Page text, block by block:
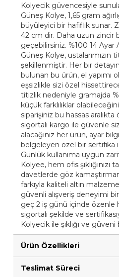
Kolyecik güvencesiyle
Güneş Kolye, 1,65 gram
büyüleyici bir hafiflik sunar.
42 cm dir. Daha uzun zincir
geçebilirsiniz. %100 14 Ayar
Güneş Kolye, ustalarımızın
şekillenmiştir. Her bir
bulunan bu ürün, el yapımı
eşsizlikle sizi özel
titizlik nedeniyle gramajda
küçük farklılıklar
siparişiniz bu hassas aralıkta
sigortalı kargo ile güvenle
alacağınız her ürün, ayar
belgeleyen özel bir sertifika
Günlük kullanıma uygun
Kolyee, hem ofis
davetlerde göz
farkıyla kaliteli altın
güvenli alışveriş deneyimi
geç 2 iş günü içinde özenle
sigortalı şekilde ve
Kolyecik ile şıklığı ve güveni
Ürün Özellikleri
Teslimat Süreci